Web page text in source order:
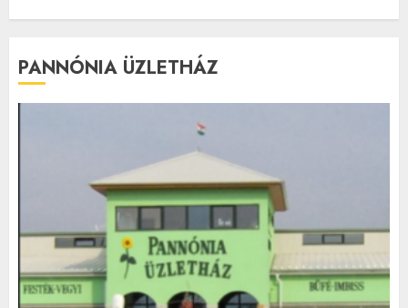
PANNÓNIA ÜZLETHÁZ